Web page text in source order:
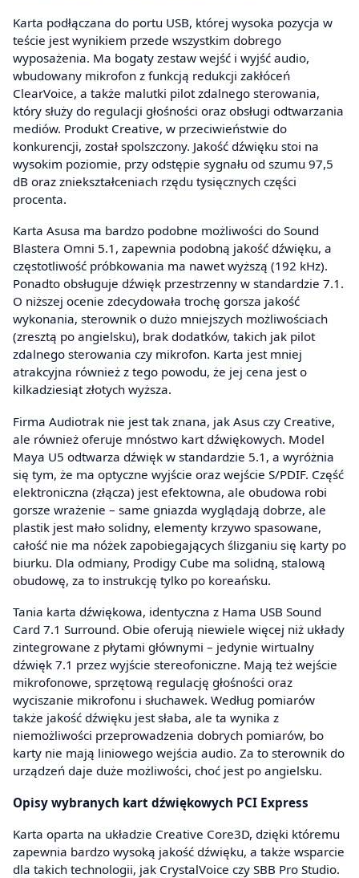
Karta podłączana do portu USB, której wysoka pozycja w
teście jest wynikiem przede wszystkim dobrego
wyposażenia. Ma bogaty zestaw wejść i wyjść audio,
wbudowany mikrofon z funkcją redukcji zakłóceń
ClearVoice, a także malutki pilot zdalnego sterowania,
który służy do regulacji głośności oraz obsługi odtwarzania
mediów. Produkt Creative, w przeciwieństwie do
konkurencji, został spolszczony. Jakość dźwięku stoi na
wysokim poziomie, przy odstępie sygnału od szumu 97,5
dB oraz zniekształceniach rzędu tysięcznych części
procenta.
Karta Asusa ma bardzo podobne możliwości do Sound
Blastera Omni 5.1, zapewnia podobną jakość dźwięku, a
częstotliwość próbkowania ma nawet wyższą (192 kHz).
Ponadto obsługuje dźwięk przestrzenny w standardzie 7.1.
O niższej ocenie zdecydowała trochę gorsza jakość
wykonania, sterownik o dużo mniejszych możliwościach
(zresztą po angielsku), brak dodatków, takich jak pilot
zdalnego sterowania czy mikrofon. Karta jest mniej
atrakcyjna również z tego powodu, że jej cena jest o
kilkadziesiąt złotych wyższa.
Firma Audiotrak nie jest tak znana, jak Asus czy Creative,
ale również oferuje mnóstwo kart dźwiękowych. Model
Maya U5 odtwarza dźwięk w standardzie 5.1, a wyróżnia
się tym, że ma optyczne wyjście oraz wejście S/PDIF. Część
elektroniczna (złącza) jest efektowna, ale obudowa robi
gorsze wrażenie – same gniazda wyglądają dobrze, ale
plastik jest mało solidny, elementy krzywo spasowane,
całość nie ma nóżek zapobiegających ślizganiu się karty po
biurku. Dla odmiany, Prodigy Cube ma solidną, stalową
obudowę, za to instrukcję tylko po koreańsku.
Tania karta dźwiękowa, identyczna z Hama USB Sound
Card 7.1 Surround. Obie oferują niewiele więcej niż układy
zintegrowane z płytami głównymi – jedynie wirtualny
dźwięk 7.1 przez wyjście stereofoniczne. Mają też wejście
mikrofonowe, sprzętową regulację głośności oraz
wyciszanie mikrofonu i słuchawek. Według pomiarów
także jakość dźwięku jest słaba, ale ta wynika z
niemożliwości przeprowadzenia dobrych pomiarów, bo
karty nie mają liniowego wejścia audio. Za to sterownik do
urządzeń daje duże możliwości, choć jest po angielsku.
Opisy wybranych kart dźwiękowych PCI Express
Karta oparta na układzie Creative Core3D, dzięki któremu
zapewnia bardzo wysoką jakość dźwięku, a także wsparcie
dla takich technologii, jak CrystalVoice czy SBB Pro Studio.